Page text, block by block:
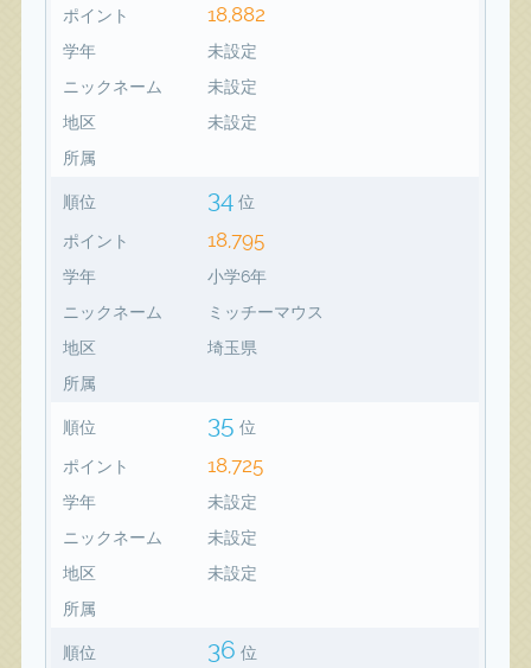
ポイント 18,882
学年
未設定
ニックネーム
未設定
地区
未設定
所属
順位 34 位
ポイント 18,795
学年
小学6年
ニックネーム
ミッチーマウス
地区
埼玉県
所属
順位 35 位
ポイント 18,725
学年
未設定
ニックネーム
未設定
地区
未設定
所属
順位 36 位